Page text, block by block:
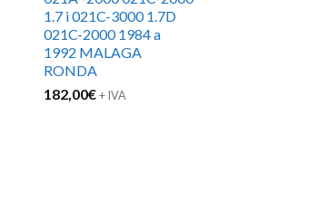
1.7 i 021C-3000 1.7D
021C-2000 1984 a
1992 MALAGA
RONDA
182,00€+ IVA